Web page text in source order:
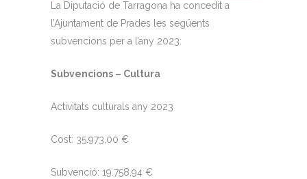
La Diputació de Tarragona ha concedit a
l’Ajuntament de Prades les següents
subvencions per a l’any 2023:
Subvencions – Cultura
Activitats culturals any 2023
Cost: 35.973,00 €
Subvenció: 19.758,94 €